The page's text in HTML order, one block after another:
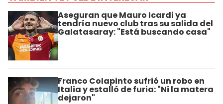
Aseguran que Mauro Icardi ya
tendría nuevo club tras su salida del
Galatasaray: "Está buscando casa"
Franco Colapinto sufrió un robo en
Italia y estalló de furia: "Ni la matera
dejaron"